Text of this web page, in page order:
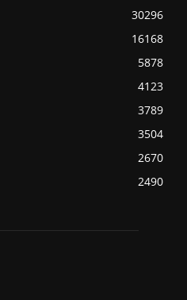
30296
16168
5878
4123
3789
3504
2670
2490